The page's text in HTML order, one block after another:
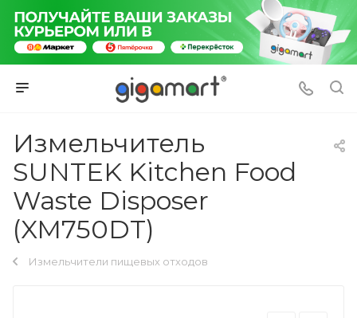
Измельчитель
SUNTEK Kitchen Food
Waste Disposer
(XM750DT)
Измельчители пищевых отходов